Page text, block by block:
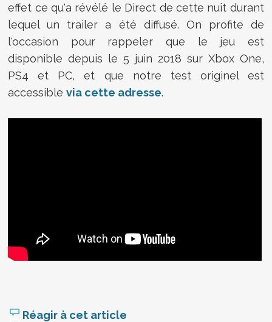
effet ce qu'a révélé le Direct de cette nuit durant
lequel un trailer a été diffusé. On profite de
l'occasion pour rappeler que le jeu est
disponible depuis le 5 juin 2018 sur Xbox One,
PS4 et PC, et que notre test originel est
accessiblevia cette adresse.
Réagir à cet article